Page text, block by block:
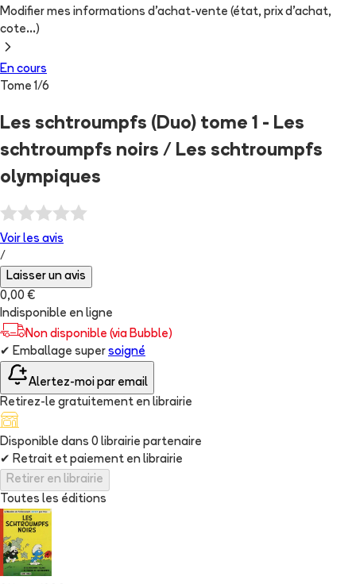
Modifier mes informations d'achat-vente (état, prix d'achat,
cote...)
En cours
Tome 1/6
Les schtroumpfs (Duo) tome 1 - Les
schtroumpfs noirs / Les schtroumpfs
olympiques
Voir les avis
/
Laisser un avis
0,00 €
Indisponible en ligne
Non disponible (via Bubble)
✔ Emballage super soigné
Alertez-moi par email
Retirez-le gratuitement en librairie
Disponible dans 0 librairie partenaire
✔ Retrait et paiement en librairie
Retirer en librairie
Toutes les éditions